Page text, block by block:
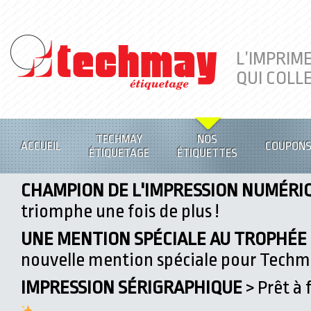
QUI
ACCUEIL
TECHMAY
ÉTIQUETAGE
NOS
ÉTIQUETTES
COUPONS
CHAMPION DE L'IMPRESSION
triomphe une fois de plus !
UNE MENTION SPÉCIALE AU
nouvelle mention spéciale pour
IMPRESSION SÉRIGRAPHIQUE> Prêt à